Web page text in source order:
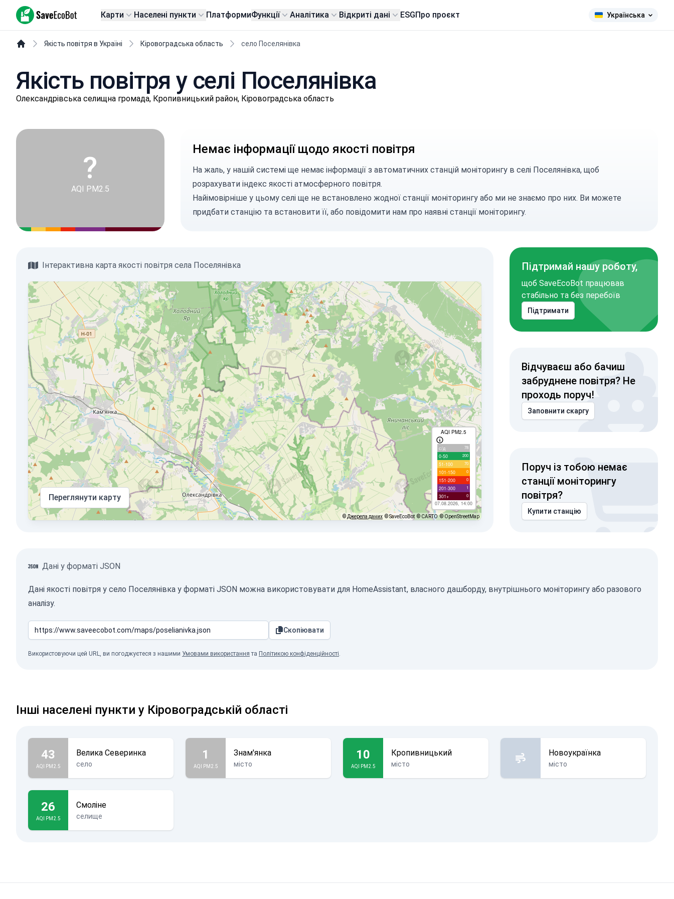
SaveEcoBot Карти Населені пункти ПлатформиФункції Аналітика Відкриті дані ESGПро проєкт Українська
Якість повітря в Україні Кіровоградська область село Поселянівка
Якість повітря у селі Поселянівка
Олeксaндpівськa селищнa громада, Кропивницький район, Кіровоградська область
?
AQI PM2.5
Немає інформації щодо якості повітря
На жаль, у нашій системі ще немає інформації з автоматичних станцій моніторингу в селі Поселянівка, щоб
розрахувати індекс якості атмосферного повітря.
Найімовірніше у цьому селі ще не встановлено жодної станції моніторингу або ми не знаємо про них. Ви можете
придбати станцію та встановити її, або повідомити нампро наявні станції моніторингу.
Інтерактивна карта якості повітря села Поселянівка
AQI PM2.5
с/д 78
0-50 200
51-100 70
101-150 0
151-200 0
201-300 1
301+ 0
07.08.2026, 14:00
Переглянути карту
© Джерела даних © SaveEcoBot © CARTO © OpenStreetMap
Підтримай нашу роботу,
щоб SaveEcoBot працював
стабільно та без перебоїв
Підтримати
Відчуваєш або бачиш
забруднене повітря? Не
проходь поруч!
Заповнити скаргу
Поруч із тобою немає
станції моніторингу
повітря?
Купити станцію
Дані у форматі JSON
Дані якості повітря у село Поселянівка у форматі JSON можна використовувати для HomeAssistant, власного дашборду, внутрішнього моніторингу або разового
аналізу.
Скопіювати
Використовуючи цей URL, ви погоджуєтеся з нашими Умовами використання та Політикою конфіденційності.
Інші населені пункти у Кіровоградській області
43
AQI PM2.5
Велика Северинка
село
1
AQI PM2.5
Знам'янка
місто
10
AQI PM2.5
Кропивницький
місто
Новоукраїнка
місто
26
AQI PM2.5
Смоліне
селище